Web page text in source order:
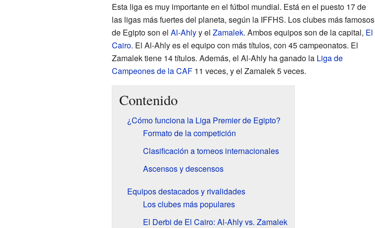
Esta liga es muy importante en el fútbol mundial. Está en el puesto 17 de
las ligas más fuertes del planeta, según la IFFHS. Los clubes más famosos
de Egipto son el Al-Ahlyy el Zamalek. Ambos equipos son de la capital, El
Cairo. El Al-Ahly es el equipo con más títulos, con 45 campeonatos. El
Zamalek tiene 14 títulos. Además, el Al-Ahly ha ganado la Liga de
Campeones de la CAF11 veces, y el Zamalek 5 veces.
Contenido
¿Cómo funciona la Liga Premier de Egipto?
Formato de la competición
Clasificación a torneos internacionales
Ascensos y descensos
Equipos destacados y rivalidades
Los clubes más populares
El Derbi de El Cairo: Al-Ahly vs. Zamalek